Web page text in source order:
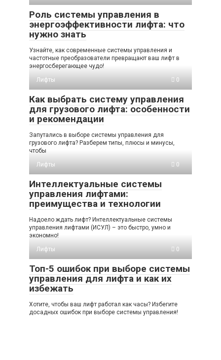
Роль системы управления в
энергоэффективности лифта: что
нужно знать
Узнайте, как современные системы управления и
частотные преобразователи превращают ваш лифт в
энергосберегающее чудо!
Лифты
0
Как выбрать систему управления
для грузового лифта: особенности
и рекомендации
Запутались в выборе системы управления для
грузового лифта? Разберем типы, плюсы и минусы,
чтобы
Лифты
0
Интеллектуальные системы
управления лифтами:
преимущества и технологии
Надоело ждать лифт? Интеллектуальные системы
управления лифтами (ИСУЛ) – это быстро, умно и
экономно!
Лифты
0
Топ-5 ошибок при выборе системы
управления для лифта и как их
избежать
Хотите, чтобы ваш лифт работал как часы? Избегите
досадных ошибок при выборе системы управления!